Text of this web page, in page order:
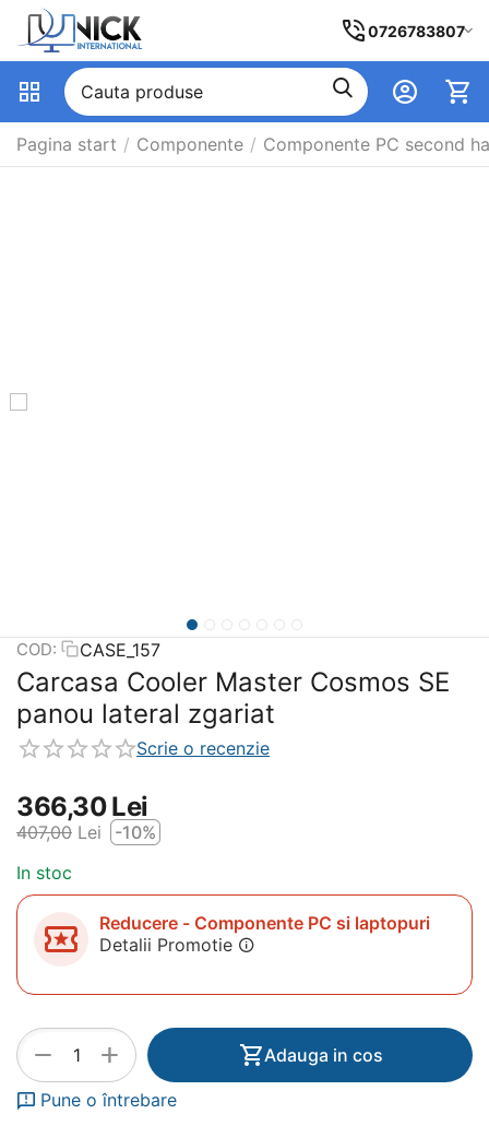
0726783807
Pagina start / Componente / Componente PC second
COD: CASE_157
Carcasa Cooler Master Cosmos SE
panou lateral zgariat
Scrie o recenzie
366,30Lei
407,00 Lei
-10%
In stoc
Reducere - Componente PC si laptopuri
Detalii Promotie
+
− Adauga in cos
Pune o întrebare